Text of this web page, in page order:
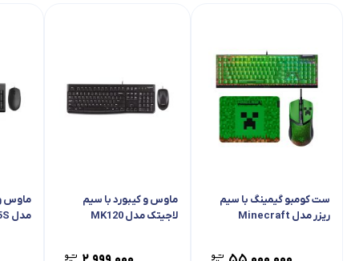
ست کومبو گیمینگ با سیم
ریزر مدل Minecraft
ماوس و کیبورد با سیم
لاجیتک مدل MK120
ماوس و
مدل X125S